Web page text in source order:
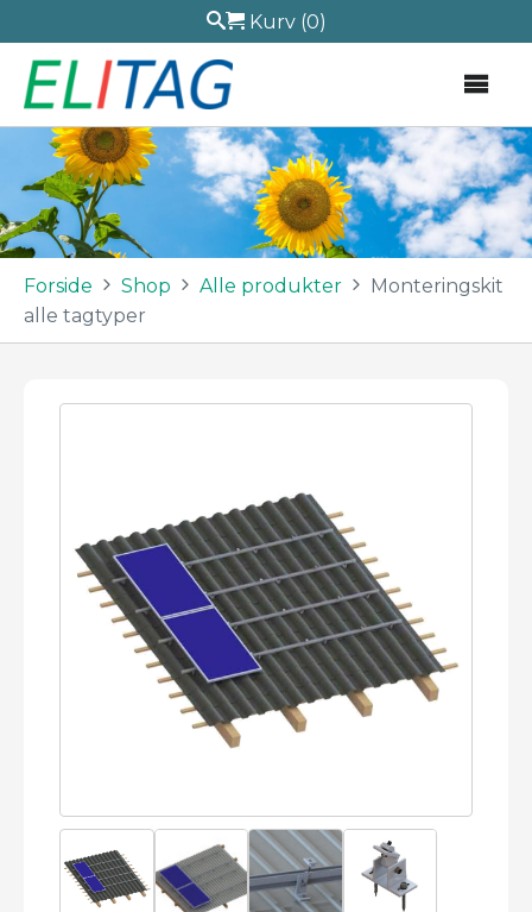
Kurv (0)
Forside Shop Alle produkter
Monteringskit
alle tagtyper